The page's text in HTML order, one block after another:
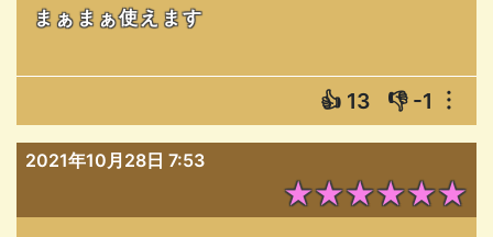
まぁまぁ使えます
👍 13 👎 -1 ︙
2021年10月28日 7:53
★★★★★★